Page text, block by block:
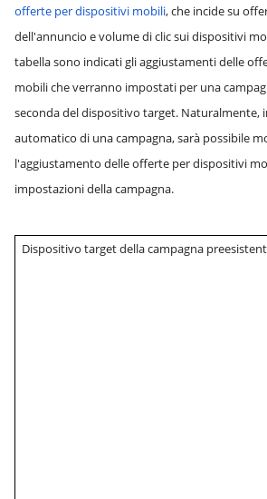
offerte per dispositivi mobili, che incide su
dell'annuncio e volume di clic sui dispositivi
tabella sono indicati gli aggiustamenti delle
mobili che verranno impostati per una
seconda del dispositivo target. Naturalmente,
automatico di una campagna, sarà possibile
l'aggiustamento delle offerte per dispositivi
impostazioni della campagna.
Dispositivo target della campagna